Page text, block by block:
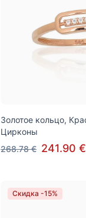
Золотое кольцо,
Цирконы
268.78 € 241.90 €
Скидка -15%